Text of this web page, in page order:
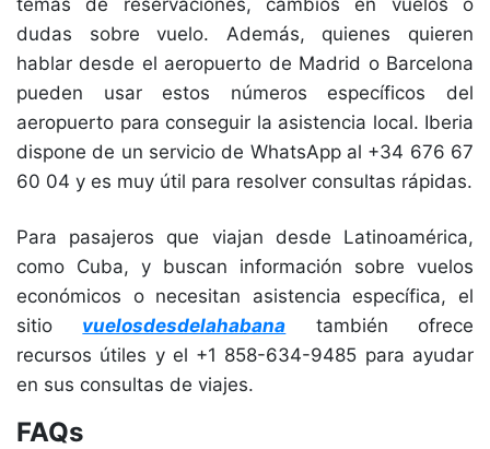
temas de reservaciones, cambios en vuelos o
dudas sobre vuelo. Además, quienes quieren
hablar desde el aeropuerto de Madrid o Barcelona
pueden usar estos números específicos del
aeropuerto para conseguir la asistencia local. Iberia
dispone de un servicio de WhatsApp al +34 676 67
60 04 y es muy útil para resolver consultas rápidas.
Para pasajeros que viajan desde Latinoamérica,
como Cuba, y buscan información sobre vuelos
económicos o necesitan asistencia específica, el
sitio vuelosdesdelahabana también ofrece
recursos útiles y el +1 858-634-9485 para ayudar
en sus consultas de viajes.
FAQs